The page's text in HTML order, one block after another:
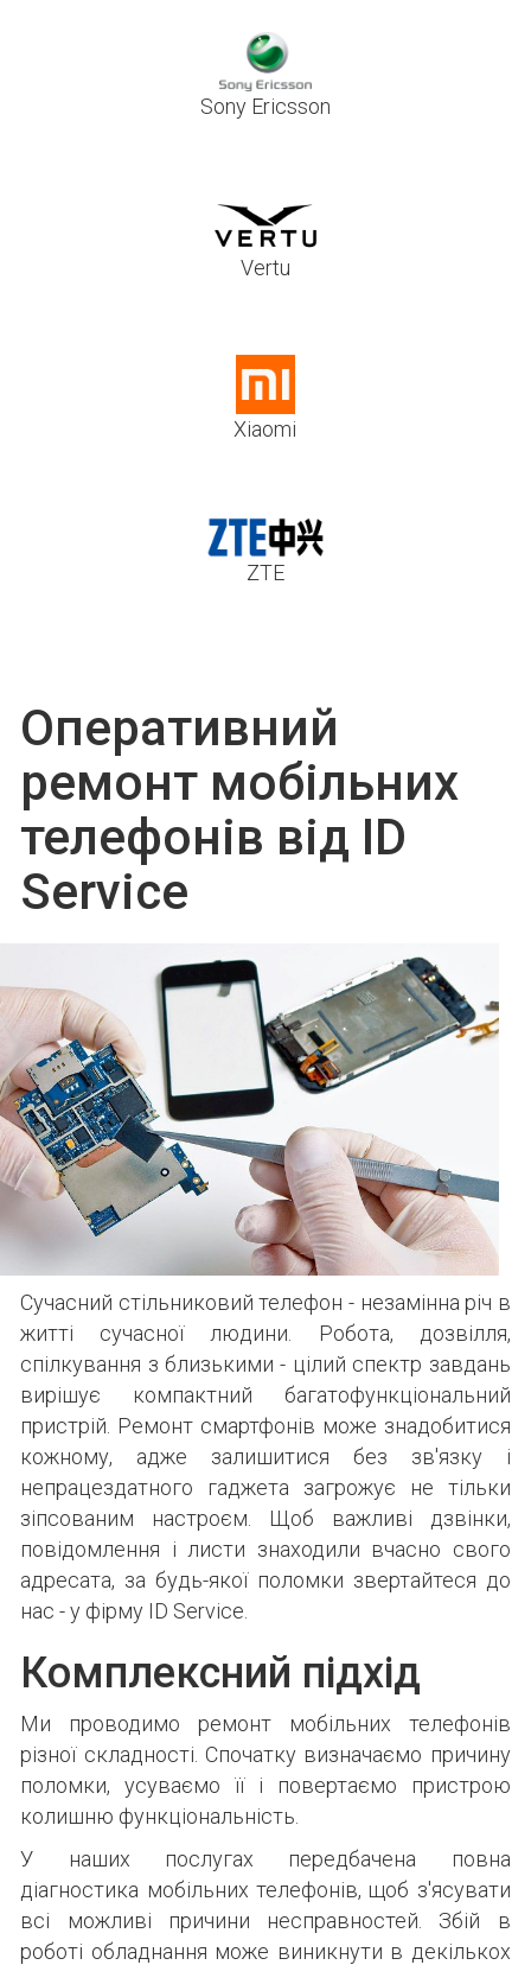
Sony Ericsson
Vertu
Xiaomi
ZTE
Оперативний
ремонт мобільних
телефонів від ID
Service
Сучасний стільниковий телефон - незамінна річ в
житті сучасної людини. Робота, дозвілля,
спілкування з близькими - цілий спектр завдань
вирішує компактний багатофункціональний
пристрій. Ремонт смартфонів може знадобитися
кожному, адже залишитися без зв'язку і
непрацездатного гаджета загрожує не тільки
зіпсованим настроєм. Щоб важливі дзвінки,
повідомлення і листи знаходили вчасно свого
адресата, за будь-якої поломки звертайтеся до
нас - у фірму ID Service.
Комплексний підхід
Ми проводимо ремонт мобільних телефонів
різної складності. Спочатку визначаємо причину
поломки, усуваємо її і повертаємо пристрою
колишню функціональність.
У наших послугах передбачена повна
діагностика мобільних телефонів, щоб з'ясувати
всі можливі причини несправностей. Збій в
роботі обладнання може виникнути в декількох